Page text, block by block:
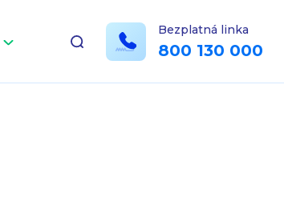
Bezplatná linka
800 130 000